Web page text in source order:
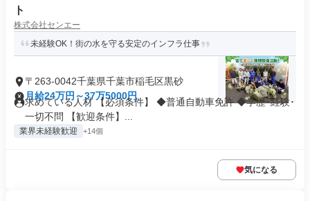
ト
株式会社センエー
未経験OK！街の水を守る安定のインフラ仕事
〒263-0042千葉県千葉市稲毛区黒砂
月給24万円～37万5000円
求めている人材 【必須条件】 ◆普通自動車免許 ◆学歴･経験･
一切不問 【歓迎条件】...
業界未経験歓迎 +14個
気になる